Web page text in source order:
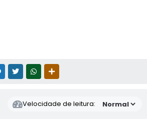
MESSENGER
TWITTERWHATSAPP
Velocidade de leitura: